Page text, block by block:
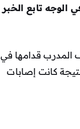
تابع الخبر
المدرب قدامها في
كانت إصابات